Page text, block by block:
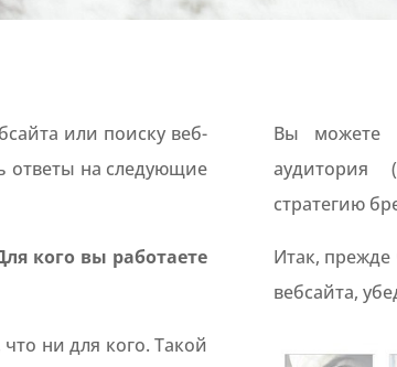
или поиску веб-
ответы на следующие
кого вы работаете
ни для кого. Такой
Вы можете
аудитория
стратегию
Итак, прежде
вебсайта,